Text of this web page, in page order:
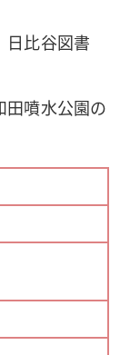
日比谷図書
田噴水公園の